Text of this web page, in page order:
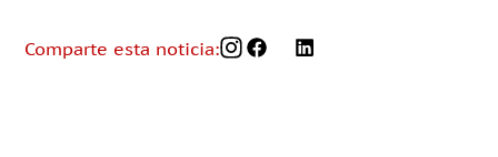
Comparte esta noticia: